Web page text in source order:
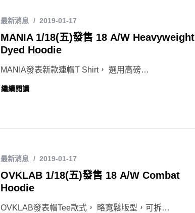
最新消息 2019-01-17
MANIA 1/18(五)發售 18 A/W Heavyweight
Dyed Hoodie
MANIA發表新款連帽T Shirt， 選用高磅…
繼續閱讀
最新消息 2019-01-17
OVKLAB 1/18(五)發售 18 A/W Combat
Hoodie
OVKLAB發表帽Tee款式， 略寬鬆版型，可拆…